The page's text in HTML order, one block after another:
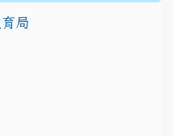
局